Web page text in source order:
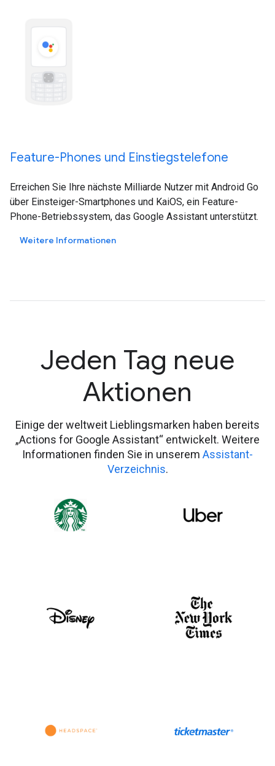
Feature-Phones und Einstiegstelefone
Erreichen Sie Ihre nächste Milliarde Nutzer mit Android Go
über Einsteiger-Smartphones und KaiOS, ein Feature-
Phone-Betriebssystem, das Google Assistant unterstützt.
Weitere Informationen
Jeden Tag neue
Aktionen
Einige der weltweit Lieblingsmarken haben bereits
„Actions for Google Assistant“ entwickelt. Weitere
Informationen finden Sie in unserem Assistant-
Verzeichnis.